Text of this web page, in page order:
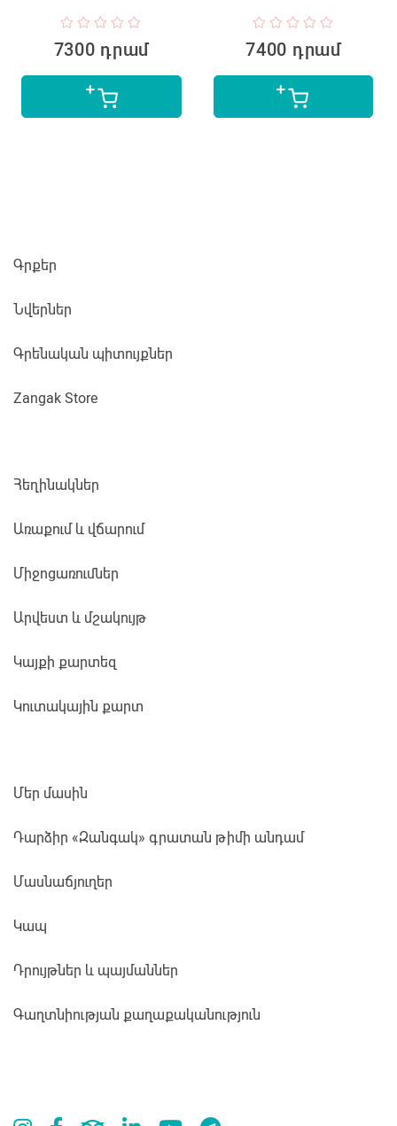
7300 դրամ 7400 դրամ
Գրքեր
Նվերներ
Գրենական պիտույքներ
Zangak Store
Հեղինակներ
Առաքում և վճարում
Միջոցառումներ
Արվեստ և մշակույթ
Կայքի քարտեզ
Կուտակային քարտ
Մեր մասին
Դարձիր «Զանգակ» գրատան թիմի անդամ
Մասնաճյուղեր
Կապ
Դրույթներ և պայմաններ
Գաղտնիության քաղաքականություն